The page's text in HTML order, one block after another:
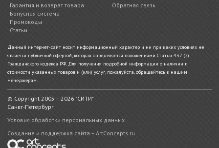
Гарантия и возврат товара
Бонусная система
Промокоды
Статьи
Обратная связь
Данный интернет-сайт носит информационный характер и ни при каких условиях не
является публичной офертой, которая определяется положениями Статьи 437 (2)
Гражданского кодекса РФ. Для получения подробной информации о наличии и
стоимости указанных товаров и (или) услуг, пожалуйста, обращайтесь к нашим
менеджерам.
© Copyright 2005 – 2026 "СИТИ"
Санкт-Петербург
Условия обработки персональных данных.
Создание и поддержка сайта – ArtConcepts.ru